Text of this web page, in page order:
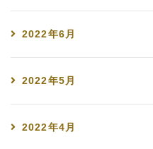
2022年6月
2022年5月
2022年4月